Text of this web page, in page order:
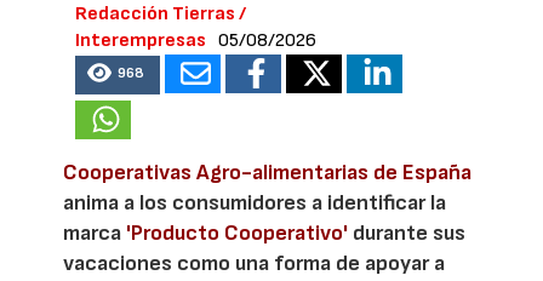
Redacción Tierras /
Interempresas
05/08/2026
968
Cooperativas Agro-alimentarias de España
anima a los consumidores a identificar la
marca 'Producto Cooperativo' durante sus
vacaciones como una forma de apoyar a